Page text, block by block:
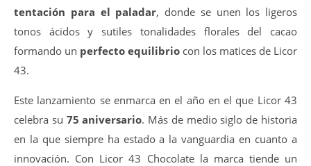
tentación para el paladar, donde se unen los ligeros
tonos ácidos y sutiles tonalidades florales del cacao
formando un perfecto equilibrio con los matices de Licor
43.
Este lanzamiento se enmarca en el año en el que Licor 43
celebra su 75 aniversario. Más de medio siglo de historia
en la que siempre ha estado a la vanguardia en cuanto a
innovación. Con Licor 43 Chocolate la marca tiende un